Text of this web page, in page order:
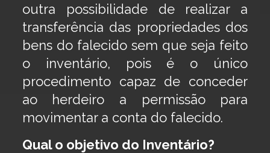
outra possibilidade de realizar a
transferência das propriedades dos
bens do falecido sem que seja feito
o inventário, pois é o único
procedimento capaz de conceder
ao herdeiro a permissão para
movimentar a conta do falecido.
Qual o objetivo do Inventário?